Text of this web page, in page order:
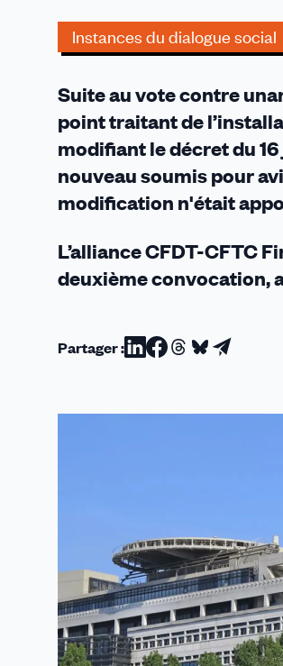
son
adjoint
abonnés
absents !
Instances du dialogue social
Suite au vote contre
point traitant de
modifiant le décret du
nouveau soumis pour
modification n'était
L’alliance CFDT-CFTC
deuxième convocation,
Partager :Partager
Linkedin
Partager
Facebook
Partager
Threads
Partager
Bluesky
Partager
email